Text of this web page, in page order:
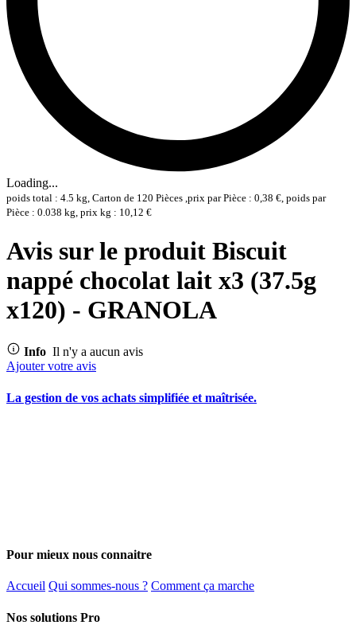
Loading...
poids total : 4.5 kg, Carton de 120 Pièces ,prix par Pièce : 0,38 €, poids par
Pièce : 0.038 kg, prix kg : 10,12 €
Avis sur le produit Biscuit
nappé chocolat lait x3 (37.5g
x120) - GRANOLA
Info Il n'y a aucun avis
Ajouter votre avis
La gestion de vos achats simplifiée et maîtrisée.
Pour mieux nous connaitre
Accueil Qui sommes-nous ? Comment ça marche
Nos solutions Pro